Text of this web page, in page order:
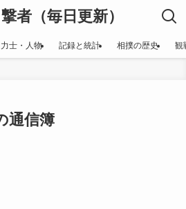
者（毎日更新）
力士・人物 記録と統計 相撲の歴史 観
通信簿